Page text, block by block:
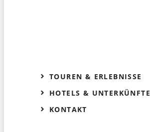
TOUREN & ERLEBNISSE
HOTELS & UNTERKÜNFTE
KONTAKT